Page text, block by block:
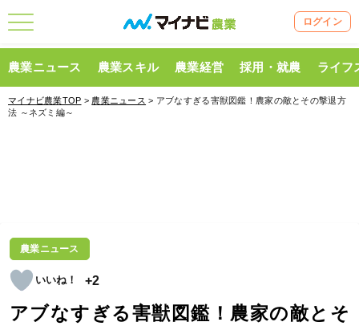
ログイン
農業ニュース 農業スキル 農業経営 採用・就農 ライフ
マイナビ農業TOP > 農業ニュース > アブなすぎる害獣図鑑！農家の敵とその撃退方
法 ～ネズミ編～
農業ニュース
+2
アブなすぎる害獣図鑑！農家の敵とそ